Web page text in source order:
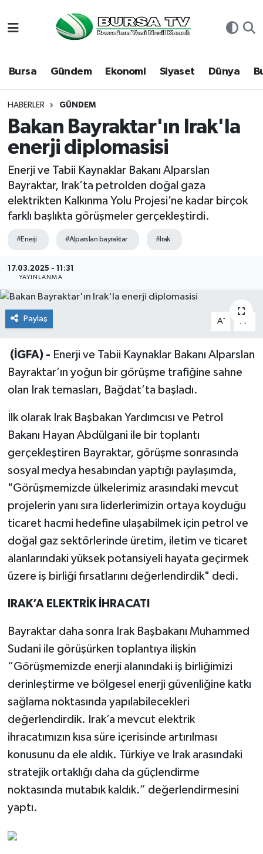
Bursa Gündem Ekonomi Siyaset Dünya
HABERLER GÜNDEM
Bakan Bayraktar'ın Irak'la
enerji diplomasisi
Enerji ve Tabii Kaynaklar Bakanı Alparslan
Bayraktar, Irak’ta petrolden doğal gaza
elektrikten Kalkınma Yolu Projesi’ne kadar birçok
farklı başlıkta görüşmeler gerçekleştirdi.
#Enerji #Alparslan bayraktar #Irak
17.03.2025 - 11:31
YAYINLANMA
Paylaş A- A
(İGFA) - Enerji ve Tabii Kaynaklar Bakanı Alparslan
Bayraktar’ın yoğun bir görüşme trafiğine sahne
olan Irak temasları, Bağdat’ta başladı.
İlk olarak Irak Başbakan Yardımcısı ve Petrol
Bakanı Hayan Abdülgani ile bir toplantı
gerçekleştiren Bayraktar, görüşme sonrasında
sosyal medya hesabından yaptığı paylaşımda,
"Görüşmemizde ülkelerimiz arasındaki mevcut
projelerin yanı sıra liderlerimizin ortaya koyduğu
ticaret hacmi hedefine ulaşabilmek için petrol ve
doğal gaz sektörlerinde üretim, iletim ve ticaret
alanlarındaki yüksek potansiyeli hayata geçirmek
üzere iş birliği fırsatlarını değerlendirdik" dedi.
IRAK’A ELEKTRİK İHRACATI
Bayraktar daha sonra Irak Başbakanı Muhammed
Sudani ile görüşürken toplantıya ilişkin
“Görüşmemizde enerji alanındaki iş birliğimizi
derinleştirme ve bölgesel enerji güvenliğine katkı
sağlama noktasında yapılabilecekleri
değerlendirdik. Irak’a mevcut elektrik
ihracatımızın kısa süre içerisinde artırılması
konusunu da ele aldık. Türkiye ve Irak arasındaki
stratejik ortaklığı daha da güçlendirme
noktasında mutabık kaldık.” değerlendirmesini
yaptı.
Bursa
Dünya
Eğitim
Ekonomi
Genel
Gündem
Siyaset
Teknoloji
Hava Durumu
Namaz Vakitleri
Trafik Durumu
Süper Lig Puan Durumu ve Fikstür
Tüm Manşetler
Son Dakika Haberleri